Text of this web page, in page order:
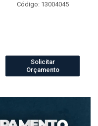
Código: 13004045
Solicitar
Orçamento